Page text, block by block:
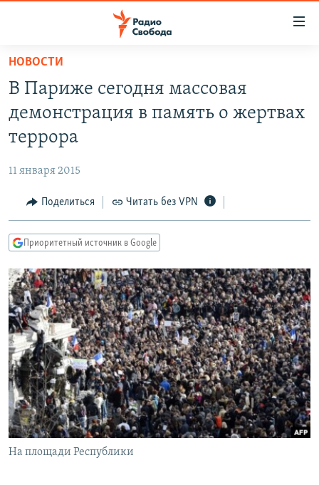
упрощенного
доступа
основному
Вернутся
Вернутся
поиску
ПОДКАСТЫ
АВТОРСКИЕ ПРОЕКТЫ
МНЕНИЯ
КУЛЬТУРА
КАВКАЗ.РЕАЛИИ
СЕВЕР.РЕАЛИИ
СИБИРЬ.РЕАЛИИ
РАСПИСАНИЕ ВЕЩАНИЯ
ПОДПИШИТЕСЬ НА РАССЫЛКУ
СОЦИАЛЬНЫЕ СЕТИ
НОВОСТИ
В Париже сегодня массовая
демонстрация в память о жертвах
террора
11 января 2015
Поделиться Читать без VPN
Приоритетный источник в Google
На площади Республики